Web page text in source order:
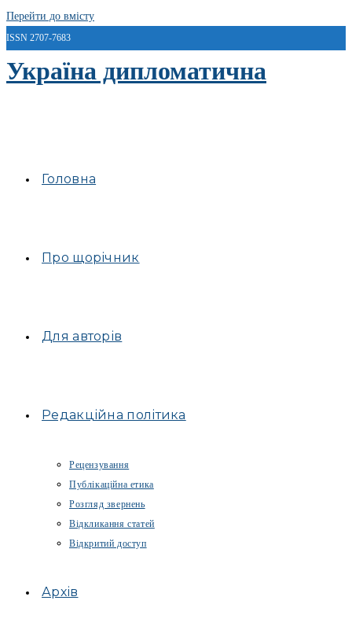
Перейти до вмісту
ISSN 2707-7683
Україна дипломатична
Головна
Про щорічник
Для авторів
Редакційна політика
Рецензування
Публікаційна етика
Розгляд звернень
Відкликання статей
Відкритий доступ
Архів